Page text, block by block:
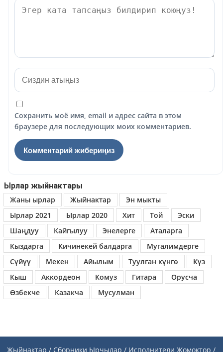
Сохранить моё имя, email и адрес сайта в этом
браузере для последующих моих комментариев.
Ырлар жыйнактары
Жаны ырлар
Жыйнактар
Эн мыкты
Ырлар 2021
Ырлар 2020 Хит Той
Эски
Шаңдуу
Кайгылуу Энелерге
Аталарга
Кыздарга
Кичинекей балдарга
Мугалимдерге
Сүйүү
Мекен Айылым Туулган күнгө
Күз
Кыш
Аккордеон Комуз Гитара
Орусча
Өзбекче
Казакча Мусулман
Жыйнактар / Сборники Ырчылар / Исполнители Жомоктор /